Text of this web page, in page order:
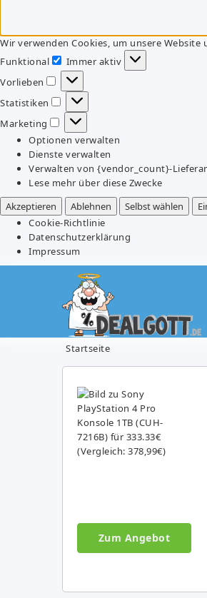
Wir verwenden Cookies, um unsere
Funktional
Funktional
Immer aktiv
Vorlieben
Vorlieben
Statistiken
Statistiken
Marketing
Marketing
Optionen verwalten
Dienste verwalten
Verwalten von {vendor_count}-
Lese mehr über diese Zwecke
Akzeptieren
Ablehnen Selbst wählen
Cookie-Richtlinie
Datenschutzerklärung
Impressum
Startseite
Zum Angebot